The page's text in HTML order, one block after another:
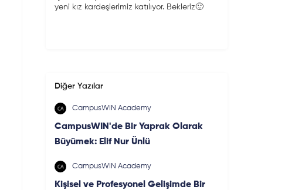
yeni kız kardeşlerimiz katılıyor. Bekleriz🙂
Diğer Yazılar
CampusWIN Academy
CampusWIN'de Bir Yaprak Olarak
Büyümek: Elif Nur Ünlü
CampusWIN Academy
Kişisel ve Profesyonel Gelişimde Bir